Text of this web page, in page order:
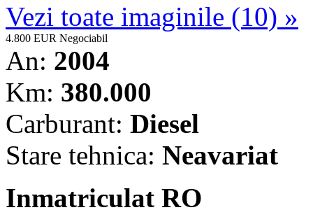
Vezi toate imaginile (10) »
4.800 EUR Negociabil
An: 2004
Km: 380.000
Carburant: Diesel
Stare tehnica: Neavariat
Inmatriculat RO